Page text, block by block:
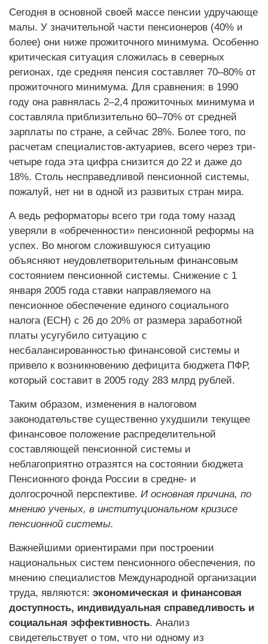
Сегодня в основной своей массе пенсии удручающе
малы. У значительной части пенсионеров (40% и
более) они ниже прожиточного минимума. Особенно
критическая ситуация сложилась в северных
регионах, где средняя пенсия составляет 70–80% от
прожиточного минимума. Для сравнения: в 1990
году она равнялась 2–2,4 прожиточных минимума и
составляла приблизительно 60–70% от средней
зарплаты по стране, а сейчас 28%. Более того, по
расчетам специалистов-актуариев, всего через три-
четыре года эта цифра снизится до 22 и даже до
18%. Столь несправедливой пенсионной системы,
пожалуй, нет ни в одной из развитых стран мира.
А ведь реформаторы всего три года тому назад
уверяли в «обреченности» пенсионной реформы на
успех. Во многом сложившуюся ситуацию
объясняют неудовлетворительным финансовым
состоянием пенсионной системы. Снижение с 1
января 2005 года ставки направляемого на
пенсионное обеспечение единого социального
налога (ЕСН) с 26 до 20% от размера заработной
платы усугубило ситуацию с
несбалансированностью финансовой системы и
привело к возникновению дефицита бюджета ПФР,
который составит в 2005 году 283 млрд рублей.
Таким образом, изменения в налоговом
законодательстве существенно ухудшили текущее
финансовое положение распределительной
составляющей пенсионной системы и
неблагоприятно отразятся на состоянии бюджета
Пенсионного фонда России в средне- и
долгосрочной перспективе. И основная причина, по
мнению ученых, в институциональном кризисе
пенсионной системы.
Важнейшими ориентирами при построении
национальных систем пенсионного обеспечения, по
мнению специалистов Международной организации
труда, являются: экономическая и финансовая
доступность, индивидуальная справедливость и
социальная эффективность. Анализ
свидетельствует о том, что ни одному из